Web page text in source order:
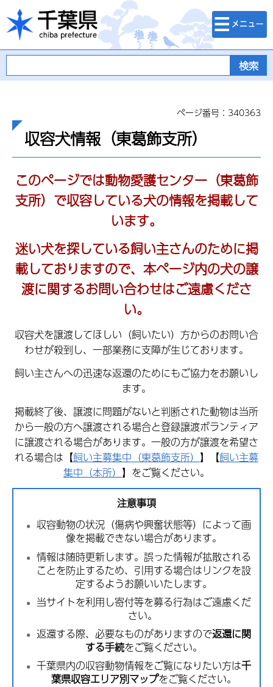
千葉県
検索・メニュ
ー
ページ番号：340363
収容犬情報（東葛飾支所）
このページでは動物愛護センター（東葛飾
支所）で収容している犬の情報を掲載して
います。
迷い犬を探している飼い主さんのために掲
載しておりますので、 本ページ内の犬の譲
渡に関するお問い合わせはご遠慮くださ
い。
収容犬を譲渡してほしい（飼いたい）方からのお問い合
わせが殺到し、一部業務に支障が生じております。
飼い主さんへの迅速な返還のためにもご協力をお願いし
ます。
掲載終了後、譲渡に問題がないと判断された動物は当所
から一般の方へ譲渡される場合と登録譲渡ボランティア
に譲渡される場合があります。一般の方が譲渡を希望さ
れる場合は【飼い主募集中（東葛飾支所） 】【飼い主募
集中（本所） 】をご覧ください。
注意事項
収容動物の状況（傷病や興奮状態等）によって画
像を掲載できない場合があります。
情報は随時更新します。誤った情報が拡散される
ことを防止するため、引用する場合はリンクを設
定するようお願いいたします。
当サイトを利用し寄付等を募る行為はご遠慮くだ
さい。
返還する際、必要なものがありますので返還に関
する手続をご覧ください。
千葉県内の収容動物情報をご覧になりたい方は千
葉県収容エリア別マップをご覧ください。